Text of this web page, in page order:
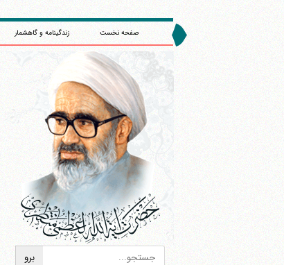
صفحه نخست زندگینامه و گاهشمار